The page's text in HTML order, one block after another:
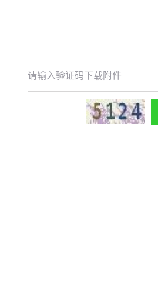
请输入验证码下载附件